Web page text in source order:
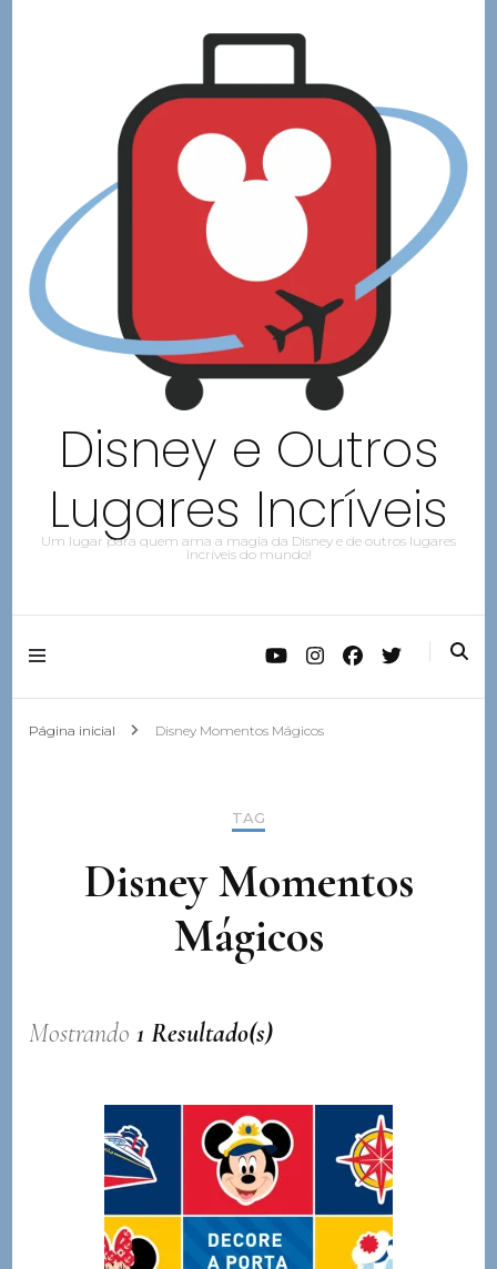
Disney e Outros
Lugares Incríveis
Um lugar para quem ama a magia da Disney e de outros lugares
Incríveis do mundo!
Página inicial Disney Momentos Mágicos
TAG
Disney Momentos
Mágicos
Mostrando1 Resultado(s)